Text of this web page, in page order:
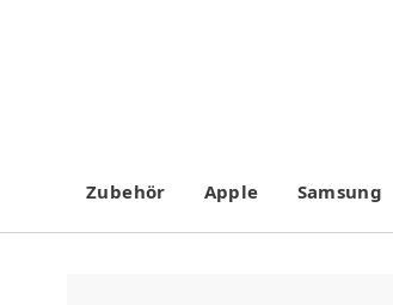
Zubehör Apple Samsung